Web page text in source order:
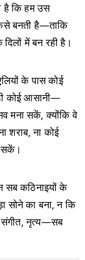
है कि हम उस
बनती है—ताकि
में बन रही है।
के पास कोई
कोई आसानी—
मना सकें, क्योंकि वे
शराब, ना कोई
सकें।
कठिनाइयों के
सोने का बना, न कि
संगीत, नृत्य—सब